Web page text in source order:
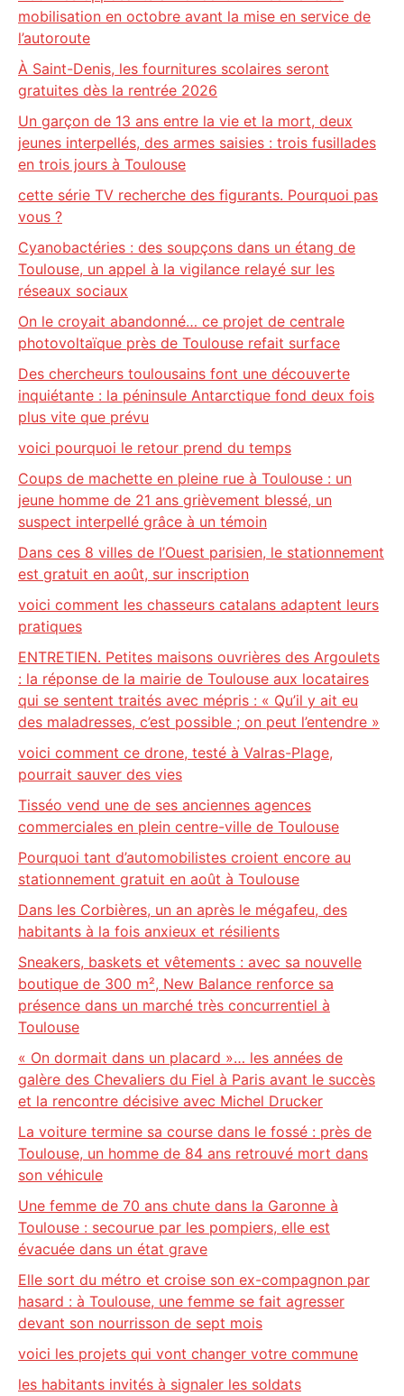
mobilisation en octobre avant la mise en service de
l’autoroute
À Saint-Denis, les fournitures scolaires seront
gratuites dès la rentrée 2026
Un garçon de 13 ans entre la vie et la mort, deux
jeunes interpellés, des armes saisies : trois fusillades
en trois jours à Toulouse
cette série TV recherche des figurants. Pourquoi pas
vous ?
Cyanobactéries : des soupçons dans un étang de
Toulouse, un appel à la vigilance relayé sur les
réseaux sociaux
On le croyait abandonné… ce projet de centrale
photovoltaïque près de Toulouse refait surface
Des chercheurs toulousains font une découverte
inquiétante : la péninsule Antarctique fond deux fois
plus vite que prévu
voici pourquoi le retour prend du temps
Coups de machette en pleine rue à Toulouse : un
jeune homme de 21 ans grièvement blessé, un
suspect interpellé grâce à un témoin
Dans ces 8 villes de l’Ouest parisien, le stationnement
est gratuit en août, sur inscription
voici comment les chasseurs catalans adaptent leurs
pratiques
ENTRETIEN. Petites maisons ouvrières des Argoulets
: la réponse de la mairie de Toulouse aux locataires
qui se sentent traités avec mépris : « Qu’il y ait eu
des maladresses, c’est possible ; on peut l’entendre »
voici comment ce drone, testé à Valras-Plage,
pourrait sauver des vies
Tisséo vend une de ses anciennes agences
commerciales en plein centre-ville de Toulouse
Pourquoi tant d’automobilistes croient encore au
stationnement gratuit en août à Toulouse
Dans les Corbières, un an après le mégafeu, des
habitants à la fois anxieux et résilients
Sneakers, baskets et vêtements : avec sa nouvelle
boutique de 300 m², New Balance renforce sa
présence dans un marché très concurrentiel à
Toulouse
« On dormait dans un placard »… les années de
galère des Chevaliers du Fiel à Paris avant le succès
et la rencontre décisive avec Michel Drucker
La voiture termine sa course dans le fossé : près de
Toulouse, un homme de 84 ans retrouvé mort dans
son véhicule
Une femme de 70 ans chute dans la Garonne à
Toulouse : secourue par les pompiers, elle est
évacuée dans un état grave
Elle sort du métro et croise son ex-compagnon par
hasard : à Toulouse, une femme se fait agresser
devant son nourrisson de sept mois
voici les projets qui vont changer votre commune
les habitants invités à signaler les soldats